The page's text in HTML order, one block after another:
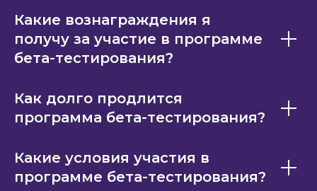
Какие вознаграждения я
получу за участие в программе
бета-тестирования?
Как долго продлится
программа бета-тестирования?
Какие условия участия в
программе бета-тестирования?